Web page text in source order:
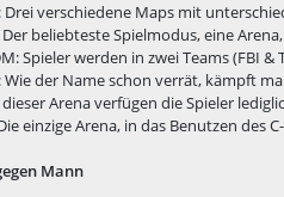
Drei verschiedene Maps mit
Der beliebteste Spielmodus, eine
Spieler werden in zwei Teams (FBI
Wie der Name schon verrät, kämpft
dieser Arena verfügen die Spieler
einzige Arena, in das Benutzen des
Mann